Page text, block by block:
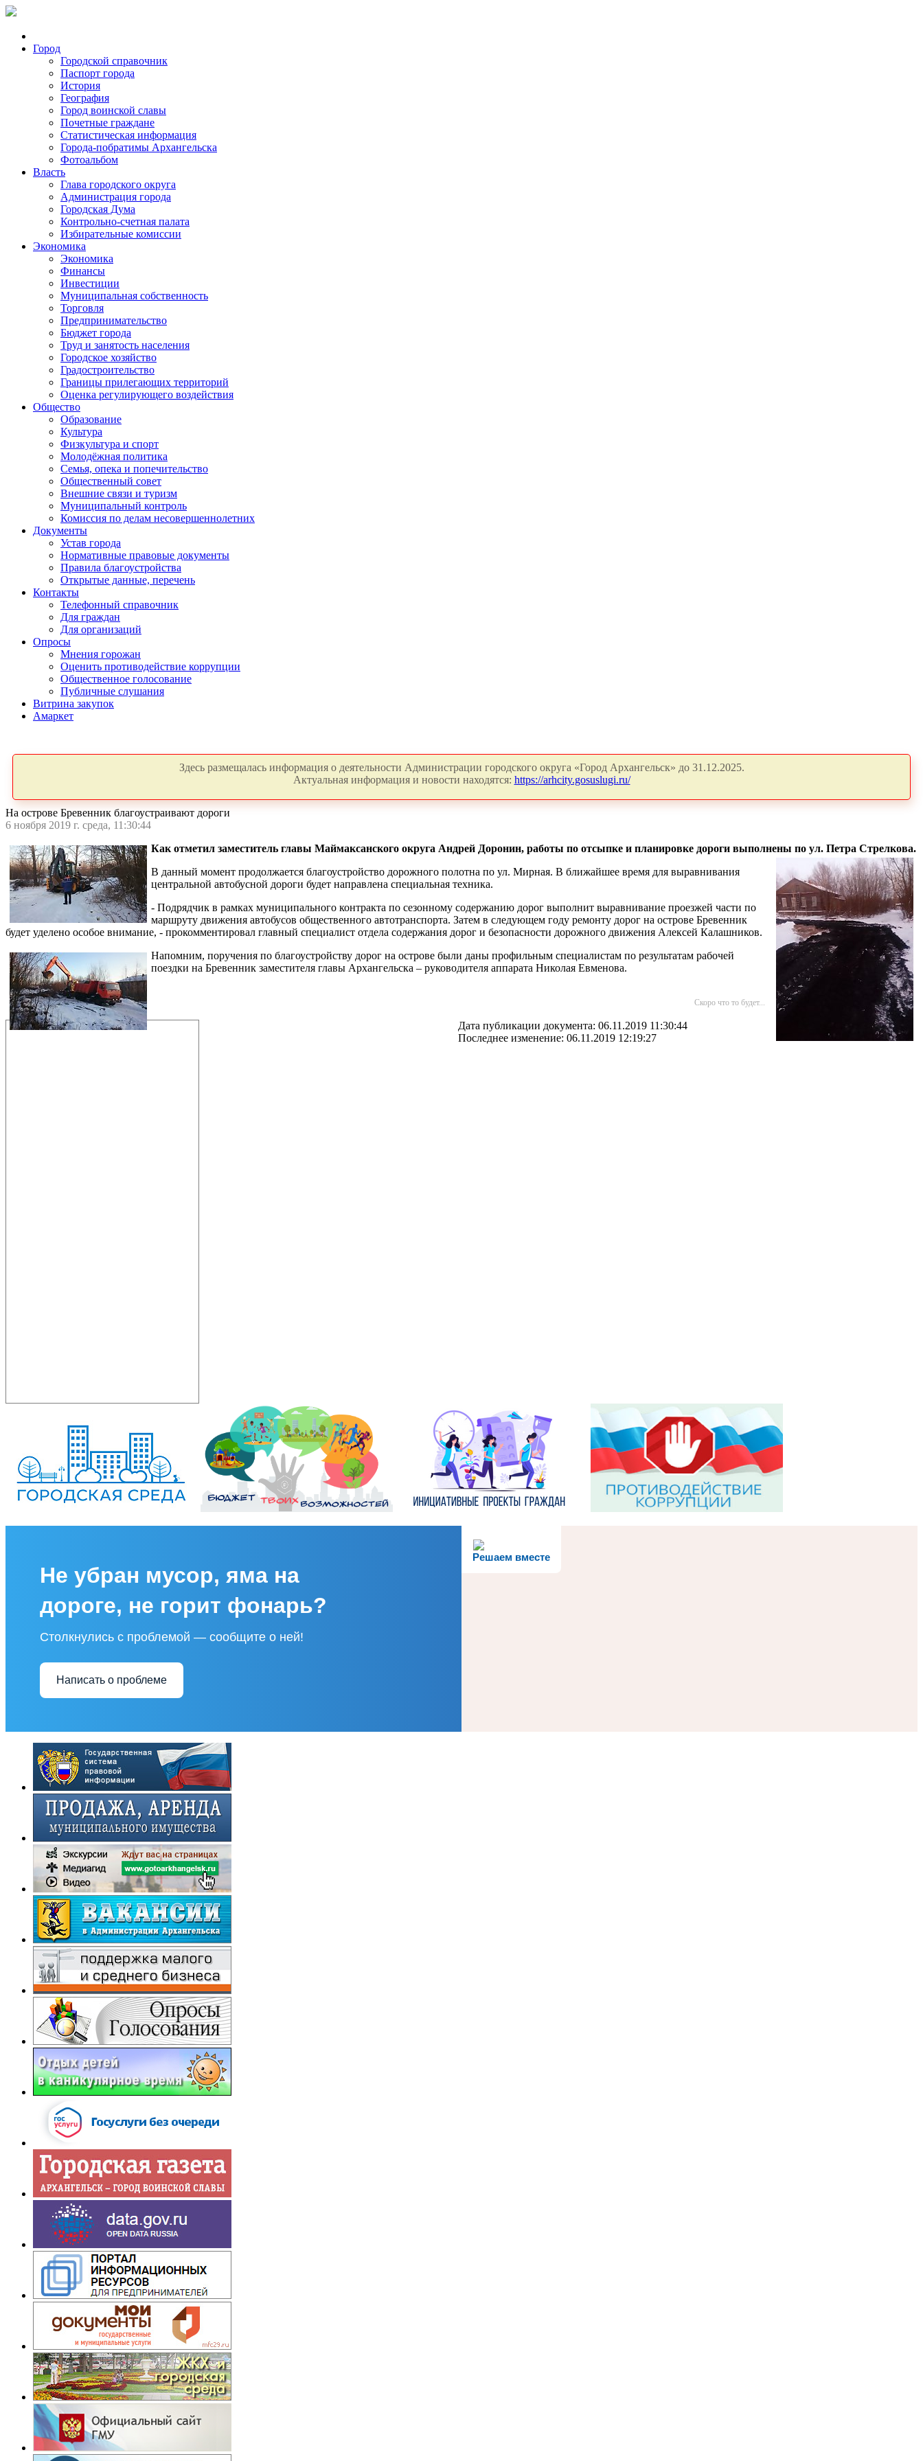
Город
Городской справочник
Паспорт города
История
География
Город воинской славы
Почетные граждане
Статистическая информация
Города-побратимы Архангельска
Фотоальбом
Власть
Глава городского округа
Администрация города
Городская Дума
Контрольно-счетная палата
Избирательные комиссии
Экономика
Экономика
Финансы
Инвестиции
Муниципальная собственность
Торговля
Предпринимательство
Бюджет города
Труд и занятость населения
Городское хозяйство
Градостроительство
Границы прилегающих территорий
Оценка регулирующего воздействия
Общество
Образование
Культура
Физкультура и спорт
Молодёжная политика
Семья, опека и попечительство
Общественный совет
Внешние связи и туризм
Муниципальный контроль
Комиссия по делам несовершеннолетних
Документы
Устав города
Нормативные правовые документы
Правила благоустройства
Открытые данные, перечень
Контакты
Телефонный справочник
Для граждан
Для организаций
Опросы
Мнения горожан
Оценить противодействие коррупции
Общественное голосование
Публичные слушания
Витрина закупок
Амаркет
Здесь размещалась информация о деятельности Администрации городского округа «Город Архангельск» до 31.12.2025.
Актуальная информация и новости находятся: https://arhcity.gosuslugi.ru/
На острове Бревенник благоустраивают дороги
6 ноября 2019 г. среда, 11:30:44
Как отметил заместитель главы Маймаксанского округа Андрей Доронин, работы по отсыпке и планировке дороги выполнены по ул. Петра Стрелкова.
В данный момент продолжается благоустройство дорожного полотна по ул. Мирная. В ближайшее время для выравнивания
центральной автобусной дороги будет направлена специальная техника.
- Подрядчик в рамках муниципального контракта по сезонному содержанию дорог выполнит выравнивание проезжей части по
маршруту движения автобусов общественного автотранспорта. Затем в следующем году ремонту дорог на острове Бревенник
будет уделено особое внимание, - прокомментировал главный специалист отдела содержания дорог и безопасности дорожного движения Алексей Калашников.
Напомним, поручения по благоустройству дорог на острове были даны профильным специалистам по результатам рабочей
поездки на Бревенник заместителя главы Архангельска – руководителя аппарата Николая Евменова.
Скоро что то будет...
Дата публикации документа: 06.11.2019 11:30:44
Последнее изменение: 06.11.2019 12:19:27
Решаем вместе
Не убран мусор, яма на
дороге, не горит фонарь?
Столкнулись с проблемой — сообщите о ней!
Написать о проблеме